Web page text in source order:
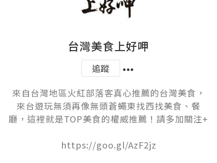
台灣美食上好呷
追蹤
來自台灣地區火紅部落客真心推薦的台灣美食，
來台遊玩無須再像無頭蒼蠅東找西找美食、餐
廳，這裡就是TOP美食的權威推薦！請多加關注+
https://goo.gl/AzF2jz